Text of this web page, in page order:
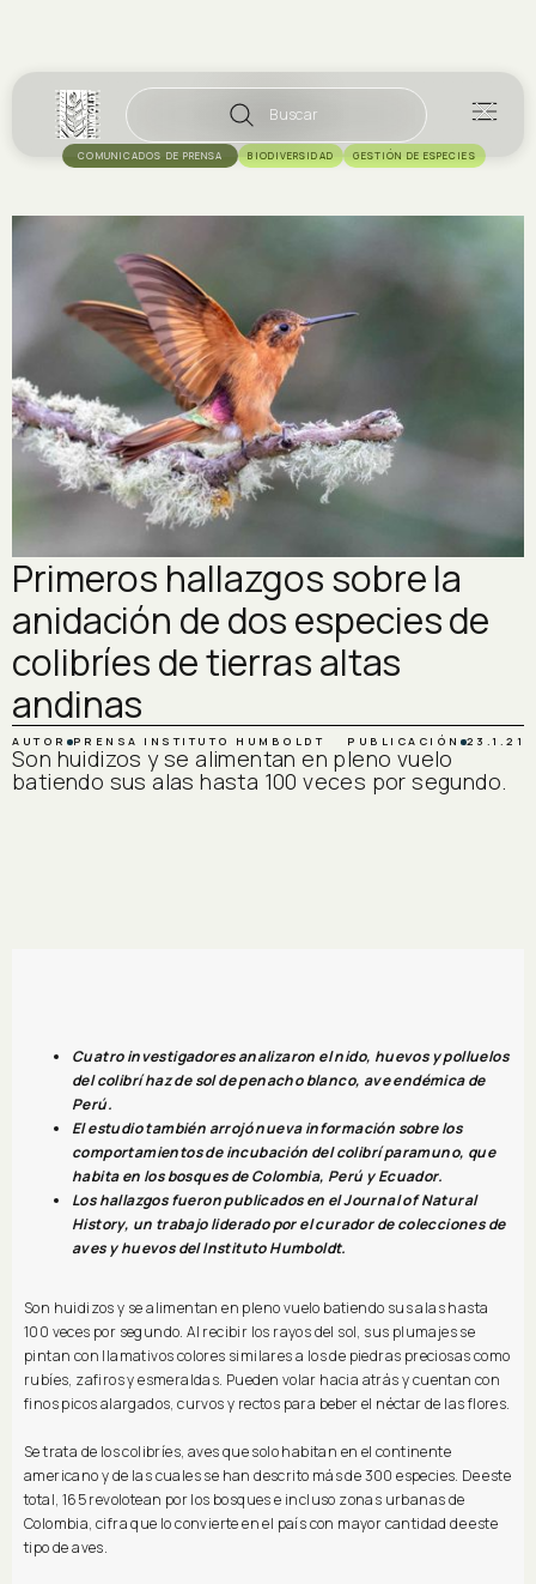
Buscar
COMUNICADOS DE PRENSA BIODIVERSIDAD GESTIÓN DE ESPECIES
Primeros hallazgos sobre la
anidación de dos especies de
colibríes de tierras altas
andinas
AUTOR PRENSA INSTITUTO HUMBOLDT PUBLICACIÓN 23.1.21
Son huidizos y se alimentan en pleno vuelo
batiendo sus alas hasta 100 veces por segundo.
Cuatro investigadores analizaron el nido, huevos y polluelos
del colibrí haz de sol de penacho blanco, ave endémica de
Perú.
El estudio también arrojó nueva información sobre los
comportamientos de incubación del colibrí paramuno, que
habita en los bosques de Colombia, Perú y Ecuador.
Los hallazgos fueron publicados en el Journal of Natural
History, un trabajo liderado por el curador de colecciones de
aves y huevos del Instituto Humboldt.
Son huidizos y se alimentan en pleno vuelo batiendo sus alas hasta
100 veces por segundo. Al recibir los rayos del sol, sus plumajes se
pintan con llamativos colores similares a los de piedras preciosas como
rubíes, zafiros y esmeraldas. Pueden volar hacia atrás y cuentan con
finos picos alargados, curvos y rectos para beber el néctar de las flores.
Se trata de los colibríes, aves que solo habitan en el continente
americano y de las cuales se han descrito más de 300 especies. De este
total, 165 revolotean por los bosques e incluso zonas urbanas de
Colombia, cifra que lo convierte en el país con mayor cantidad de este
tipo de aves.